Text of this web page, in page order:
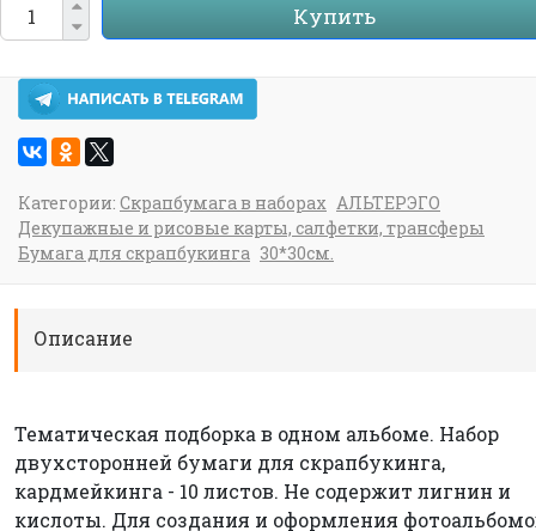
Купить
Категории: Скрапбумага в наборах АЛЬТЕРЭГО
Декупажные и рисовые карты, салфетки, трансферы
Бумага для скрапбукинга 30*30см.
Описание
Тематическая подборка в одном альбоме. Набор
двухсторонней бумаги для скрапбукинга,
кардмейкинга - 10 листов. Не содержит лигнин и
кислоты. Для создания и оформления